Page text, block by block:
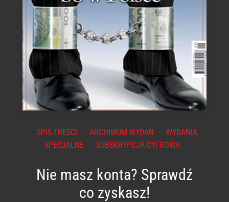
SPIS TREŚCI ARCHIWUM WYDAŃ
WYDANIA
SPECJALNE
SUBSKRYPCJA CYFROWA
Nie masz konta? Sprawdź
co zyskasz!